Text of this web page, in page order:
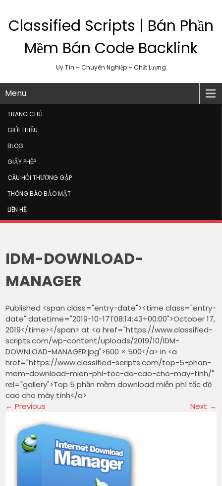
Classified Scripts | Bán Phần
Mềm Bán Code Backlink
Uy Tín – Chuyên Nghiệp – Chất Lượng
Menu
TRANG CHỦ
GIỚI THIỆU
BLOG
GIẤY PHÉP
CÂU HỎI THƯỜNG GẶP
THÔNG BÁO BẢO MẬT
LIÊN HỆ
IDM-DOWNLOAD-
MANAGER
Published <span class="entry-date"><time class="entry-
date" datetime="2019-10-17T08:14:43+00:00">October 17,
2019</time></span> at <a href="https://www.classified-
scripts.com/wp-content/uploads/2019/10/IDM-
DOWNLOAD-MANAGER.jpg">600 × 500</a> in <a
href="https://www.classified-scripts.com/top-5-phan-
mem-download-mien-phi-toc-do-cao-cho-may-tinh/"
rel="gallery">Top 5 phần mềm download miễn phí tốc độ
cao cho máy tính</a>
← Previous Next →